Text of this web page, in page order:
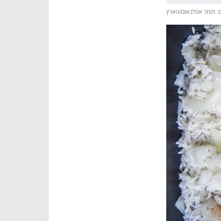
תומר אפלבאום/הארץ